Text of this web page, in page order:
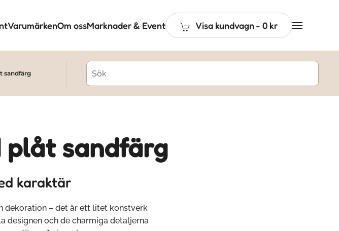
VarumärkenOm ossMarknader & Event Visa kundvagn- 0 kr
sandfärg
plåt sandfärg
karaktär
dekoration – det är ett litet konstverk
designen och de charmiga detaljerna